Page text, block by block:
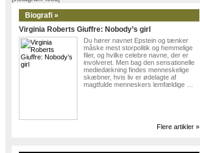
Biografi »
Virginia Roberts Giuffre: Nobody’s girl
Du hører navnet Epstein og tænker
måske mest storpolitik og hemmelige
filer, og hvilke celebre navne, der er
involveret. Men bag den sensationelle
mediedækning findes menneskelige
skæbner, hvis liv er ødelagte af
magtfulde menneskers lemfældige …
Flere artikler »